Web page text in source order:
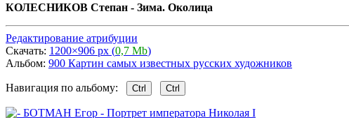
КОЛЕСНИКОВ Степан - Зима. Околица
Редактирование атрибуции
Скачать: 1200×906 px (0,7 Mb)
Альбом: 900 Картин самых известных русских художников
Навигация по альбому: Ctrl Ctrl